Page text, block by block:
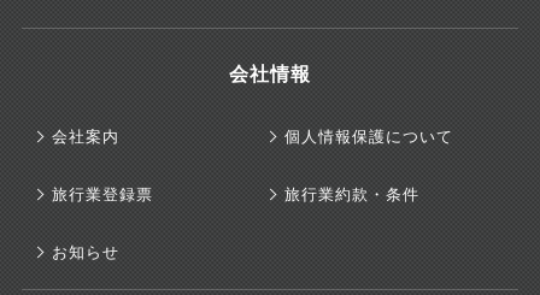
会社情報
会社案内 個人情報保護について
旅行業登録票 旅行業約款・条件
お知らせ